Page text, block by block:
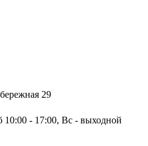
29
- 17:00, Вс - выходной